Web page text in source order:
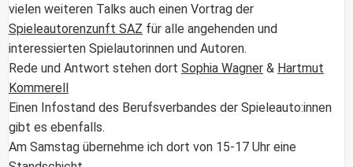
vielen weiteren Talks auch einen Vortrag der
Spieleautorenzunft SAZ für alle angehenden und
interessierten Spielautorinnen und Autoren.
Rede und Antwort stehen dort Sophia Wagner & Hartmut
Kommerell
Einen Infostand des Berufsverbandes der Spieleauto:innen
gibt es ebenfalls.
Am Samstag übernehme ich dort von 15-17 Uhr eine